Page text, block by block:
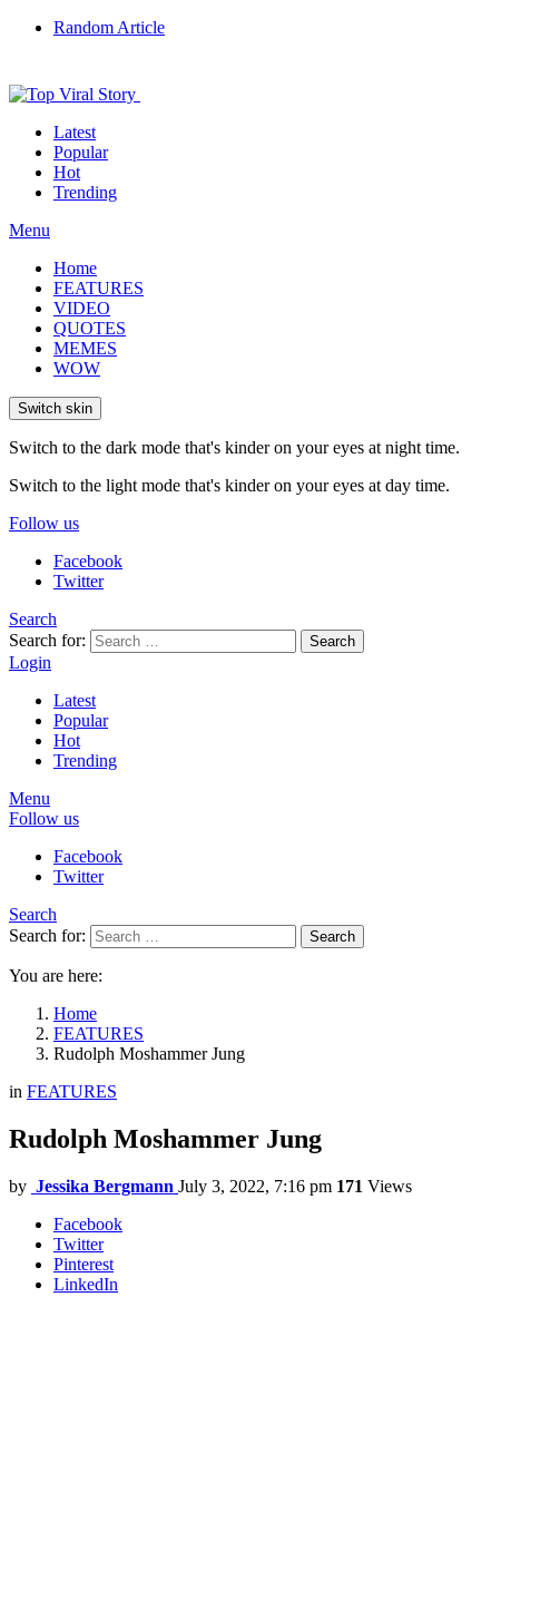
Random Article
Latest
Popular
Hot
Trending
Menu
Home
FEATURES
VIDEO
QUOTES
MEMES
WOW
Switch skin
Switch to the dark mode that's kinder on your eyes at night time.
Switch to the light mode that's kinder on your eyes at day time.
Follow us
Facebook
Twitter
Search
Search for:
Search
Login
Latest
Popular
Hot
Trending
Menu
Follow us
Facebook
Twitter
Search
Search for:
Search
You are here:
Home
FEATURES
Rudolph Moshammer Jung
in FEATURES
Rudolph Moshammer Jung
by Jessika Bergmann July 3, 2022, 7:16 pm 171 Views
Facebook
Twitter
Pinterest
LinkedIn